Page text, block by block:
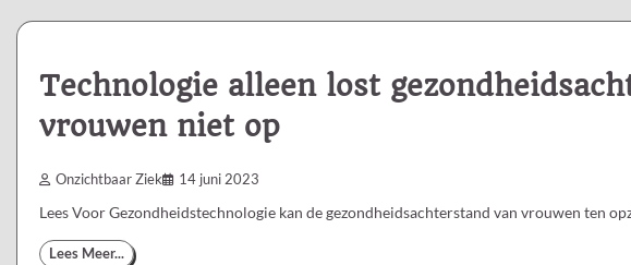
Technologie alleen lost
vrouwen niet op
Onzichtbaar Ziek 14 juni 2023
Lees Voor Gezondheidstechnologie kan de gezondheidsachterstand van vrouwen ten
Lees Meer...